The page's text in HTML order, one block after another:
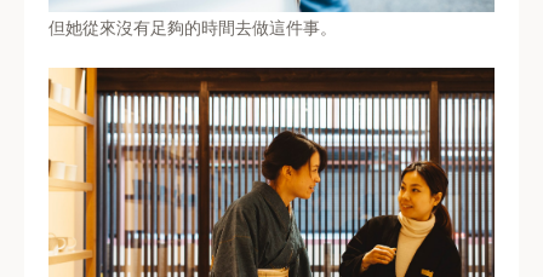
但她從來沒有足夠的時間去做這件事。